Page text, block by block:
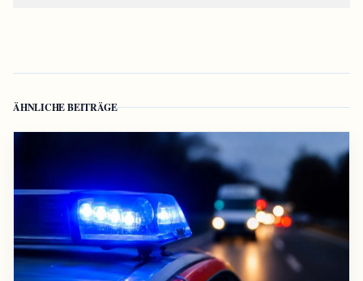
ÄHNLICHE BEITRÄGE